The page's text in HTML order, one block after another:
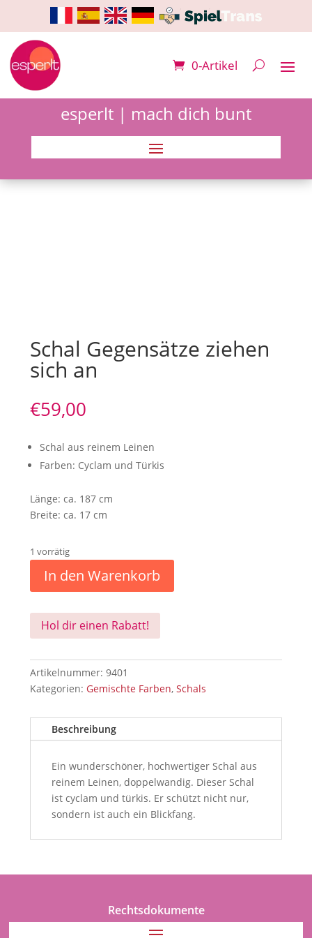
0-Artikel
esperlt | mach dich bunt
Schal Gegensätze ziehen
sich an
€59,00
Schal aus reinem Leinen
Farben: Cyclam und Türkis
Länge: ca. 187 cm
Breite: ca. 17 cm
1 vorrätig
In den Warenkorb
Hol dir einen Rabatt!
Artikelnummer: 9401
Kategorien: Gemischte Farben, Schals
Beschreibung
Ein wunderschöner, hochwertiger Schal aus
reinem Leinen, doppelwandig. Dieser Schal
ist cyclam und türkis. Er schützt nicht nur,
sondern ist auch ein Blickfang.
Rechtsdokumente